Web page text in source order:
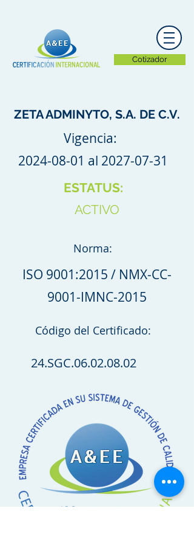
Cotizador
ZETA ADMINYTO, S.A. DE C.V.
Vigencia:
2024-08-01 al 2027-07-31
ESTATUS:
ACTIVO
Norma:
ISO 9001:2015 / NMX-CC-
9001-IMNC-2015
Código del Certificado:
24.SGC.06.02.08.02